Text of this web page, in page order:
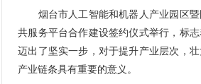
烟台市人工智能和机器人产业园区暨
共服务平台合作建设签约仪式举行，标
迈出了坚实一步，对于提升产业层次，
产业链条具有重要的意义。